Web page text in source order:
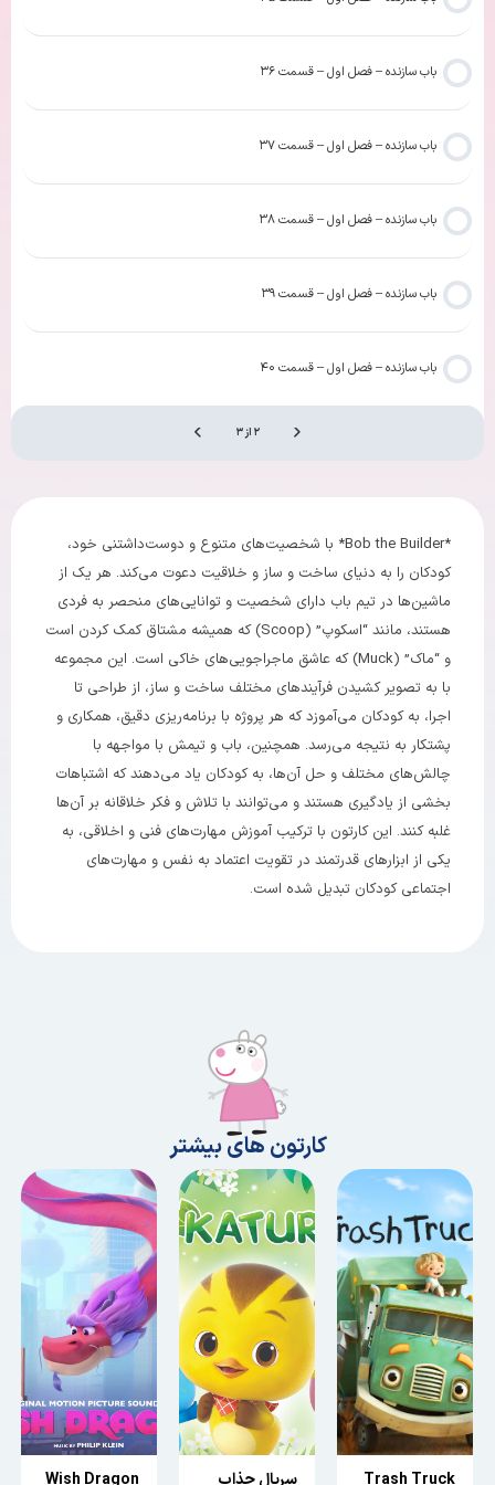
باب سازنده – فصل اول – قسمت ۳۶
باب سازنده – فصل اول – قسمت ۳۷
باب سازنده – فصل اول – قسمت ۳۸
باب سازنده – فصل اول – قسمت ۳۹
باب سازنده – فصل اول – قسمت ۴۰
۲ از ۳
*Bob the Builder* با شخصیت‌های متنوع و دوست‌داشتنی خود،
کودکان را به دنیای ساخت و ساز و خلاقیت دعوت می‌کند. هر یک از
ماشین‌ها در تیم باب دارای شخصیت و توانایی‌های منحصر به فردی
هستند، مانند “اسکوپ” (Scoop) که همیشه مشتاق کمک کردن است
و “ماک” (Muck) که عاشق ماجراجویی‌های خاکی است. این مجموعه
با به تصویر کشیدن فرآیندهای مختلف ساخت و ساز، از طراحی تا
اجرا، به کودکان می‌آموزد که هر پروژه با برنامه‌ریزی دقیق، همکاری و
پشتکار به نتیجه می‌رسد. همچنین، باب و تیمش با مواجهه با
چالش‌های مختلف و حل آن‌ها، به کودکان یاد می‌دهند که اشتباهات
بخشی از یادگیری هستند و می‌توانند با تلاش و فکر خلاقانه بر آن‌ها
غلبه کنند. این کارتون با ترکیب آموزش مهارت‌های فنی و اخلاقی، به
یکی از ابزارهای قدرتمند در تقویت اعتماد به نفس و مهارت‌های
اجتماعی کودکان تبدیل شده است.
کارتون های بیشتر
Trash Truck سریال جذاب Wish Dragon